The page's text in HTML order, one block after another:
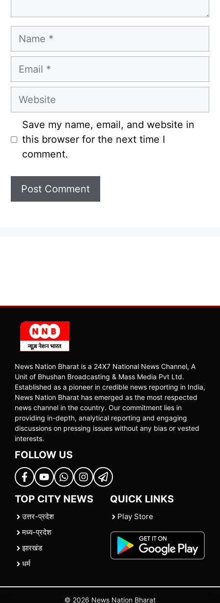
Name
Email
Website
Save my name, email, and website in
this browser for the next time I
comment.
News Nation Bharat is a 24X7 National News Channel, A
Unit of Bhushan Broadcasting & Mass Media Pvt Ltd.
Established as a pioneer in credible news reporting in India,
News Nation Bharat has emerged as the most respected
news channel in the country. Our commitment lies in
providing in-depth, analytical reporting and engaging
discussions on pressing issues without any bias or vested
interests.
FOLLOW US
TOP CITY NEWS
उत्तर-प्रदेश
मध्य-प्रदेश
झारखंड
धर्म
QUICK LINKS
Play Store
© 2026 News Nation Bharat